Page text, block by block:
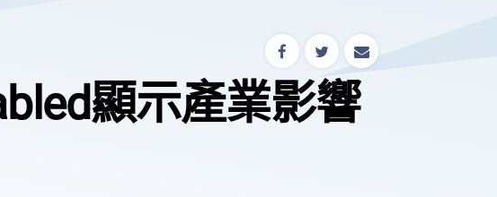
顯示產業影響